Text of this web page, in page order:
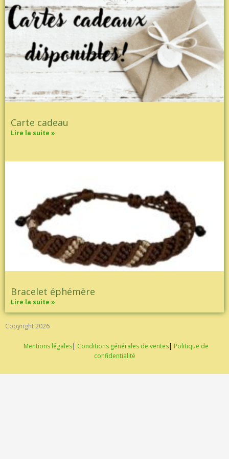
Carte cadeau
Lire la suite »
Bracelet éphémère
Lire la suite »
Copyright 2026
Mentions légales| Conditions générales de ventes| Politique de
confidentialité